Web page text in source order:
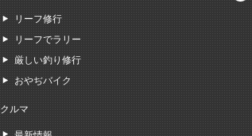
リーフ修行
リーフでラリー
厳しい釣り修行
おやぢバイク
クルマ